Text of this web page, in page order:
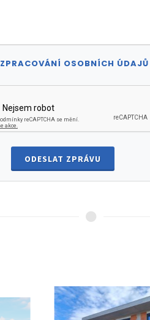
ZPRACOVÁNÍ OSOBNÍCH ÚDAJŮ
ODESLAT ZPRÁVU